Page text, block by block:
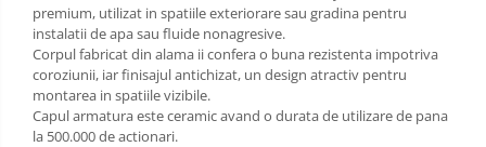
premium, utilizat in spatiile exteriorare sau gradina pentru
instalatii de apa sau fluide nonagresive.
Corpul fabricat din alama ii confera o buna rezistenta impotriva
coroziunii, iar finisajul antichizat, un design atractiv pentru
montarea in spatiile vizibile.
Capul armatura este ceramic avand o durata de utilizare de pana
la 500.000 de actionari.